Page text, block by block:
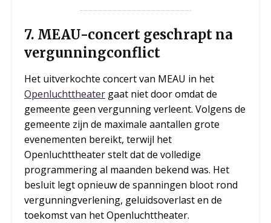
7. MEAU-concert geschrapt na
vergunningconflict
Het uitverkochte concert van MEAU in het
Openluchttheater gaat niet door omdat de
gemeente geen vergunning verleent. Volgens de
gemeente zijn de maximale aantallen grote
evenementen bereikt, terwijl het
Openluchttheater stelt dat de volledige
programmering al maanden bekend was. Het
besluit legt opnieuw de spanningen bloot rond
vergunningverlening, geluidsoverlast en de
toekomst van het Openluchttheater.